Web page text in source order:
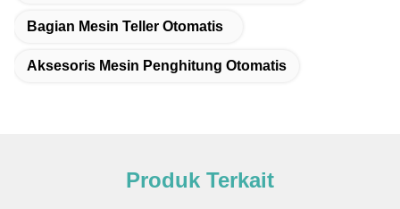
Bagian Mesin Teller Otomatis
Aksesoris Mesin Penghitung Otomatis
Produk Terkait